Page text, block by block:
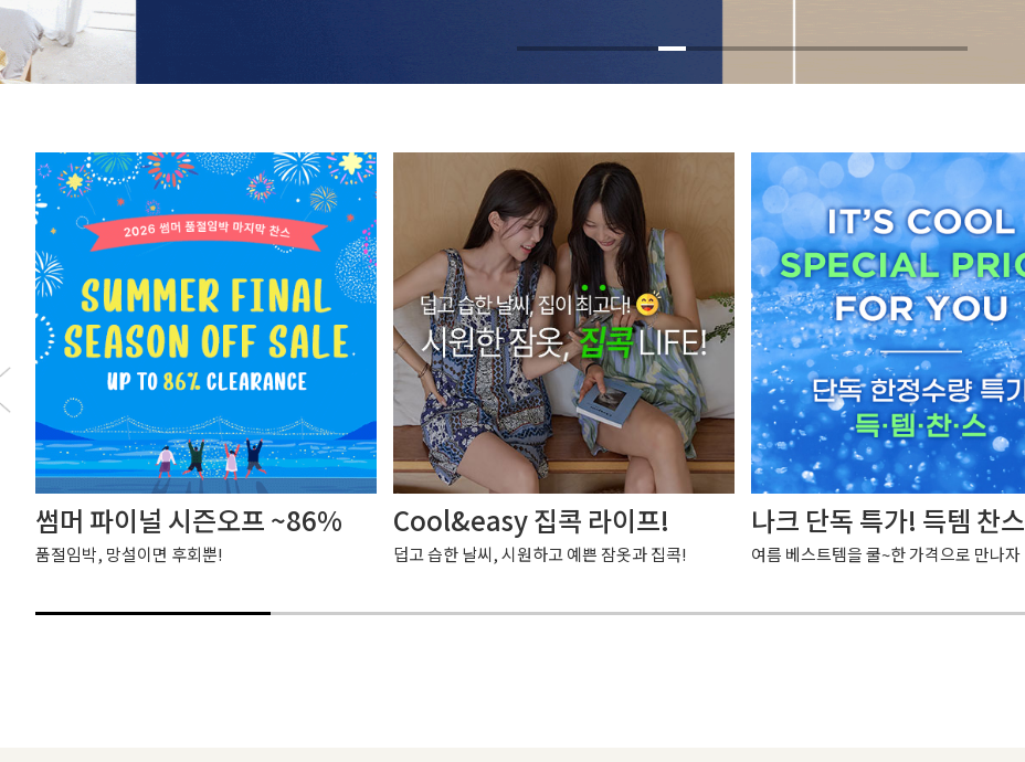
썸머 파이널 시즌오프 ~86%
품절임박, 망설이면 후회뿐!
Cool&easy 집콕 라이프!
덥고 습한 날씨, 시원하고 예쁜 잠옷과 집콕!
나크 단독 특가! 득템 찬스
여름 베스트템을 쿨~한 가격으로 만나자